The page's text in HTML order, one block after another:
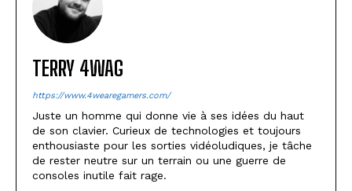
TERRY 4WAG
https://www.4wearegamers.com/
Juste un homme qui donne vie à ses idées du haut
de son clavier. Curieux de technologies et toujours
enthousiaste pour les sorties vidéoludiques, je tâche
de rester neutre sur un terrain ou une guerre de
consoles inutile fait rage.